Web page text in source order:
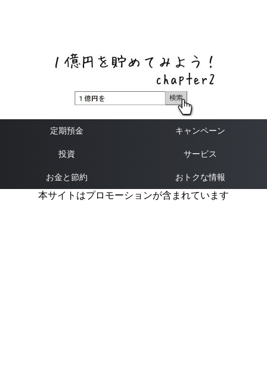
定期預金 キャンペーン
投資 サービス
お金と節約 おトクな情報
本サイトはプロモーションが含まれています